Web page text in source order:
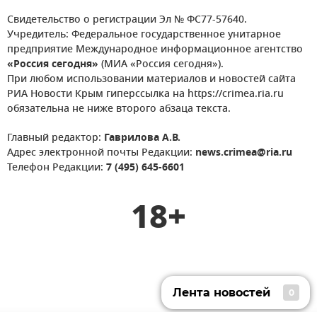
Свидетельство о регистрации Эл № ФС77-57640.
Учредитель: Федеральное государственное унитарное
предприятие Международное информационное агентство
«Россия сегодня» (МИА «Россия сегодня»).
При любом использовании материалов и новостей сайта
РИА Новости Крым гиперссылка на https://crimea.ria.ru
обязательна не ниже второго абзаца текста.
Главный редактор: Гаврилова А.В.
Адрес электронной почты Редакции: news.crimea@ria.ru
Телефон Редакции: 7 (495) 645-6601
18+
Лента новостей 0